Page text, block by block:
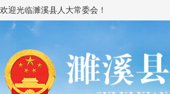
欢迎光临濉溪县人大常委会！